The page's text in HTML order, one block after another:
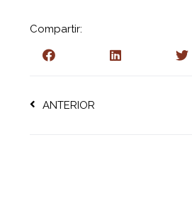
Compartir:
ANTERIOR